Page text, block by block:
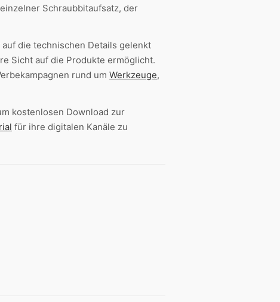
Schraubbitaufsatz, der
die technischen Details gelenkt
Sicht auf die Produkte ermöglicht.
rund um Werkzeuge,
kostenlosen Download zur
für ihre digitalen Kanäle zu